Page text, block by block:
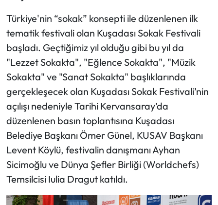
Türkiye'nin “sokak” konsepti ile düzenlenen ilk
tematik festivali olan Kuşadası Sokak Festivali
başladı. Geçtiğimiz yıl olduğu gibi bu yıl da
"Lezzet Sokakta", "Eğlence Sokakta", "Müzik
Sokakta" ve "Sanat Sokakta" başlıklarında
gerçekleşecek olan Kuşadası Sokak Festivali’nin
açılışı nedeniyle Tarihi Kervansaray’da
düzenlenen basın toplantısına Kuşadası
Belediye Başkanı Ömer Günel, KUSAV Başkanı
Levent Köylü, festivalin danışmanı Ayhan
Sicimoğlu ve Dünya Şefler Birliği (Worldchefs)
Temsilcisi Iulia Dragut katıldı.